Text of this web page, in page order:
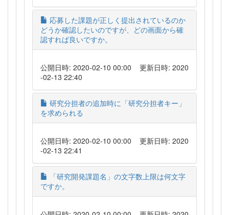
応募した課題が正しく提出されているのか
どうか確認したいのですが、どの画面から確
認すれば良いですか。
公開日時: 2020-02-10 00:00
更新日時: 2020
-02-13 22:40
研究分担者の追加時に「研究分担者キー」
を求められる
公開日時: 2020-02-10 00:00
更新日時: 2020
-02-13 22:41
「研究開発課題名」の文字数上限は何文字
ですか。